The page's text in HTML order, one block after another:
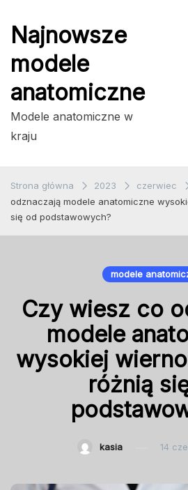
Najnowsze
modele
anatomiczne
Modele anatomiczne w
kraju
Strona główna 2023 czerwiec
odznaczają modele anatomiczne
się od podstawowych?
modele
Czy wiesz co
modele
wysokiej
różnią
kasia 14